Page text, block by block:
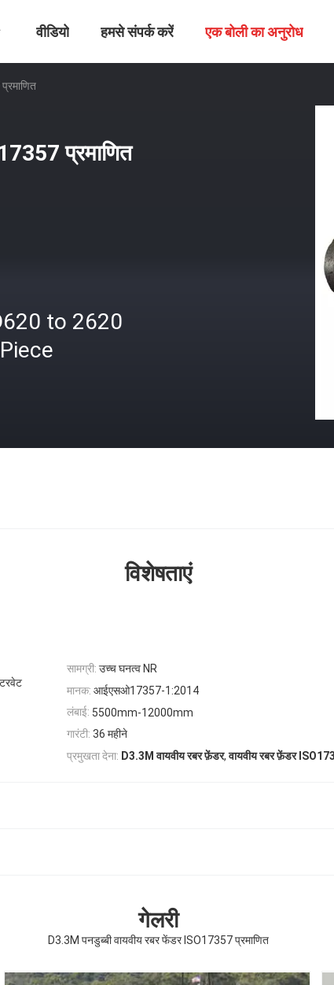
वीडियो हमसे संपर्क करें एक बोली का अनुरोध
प्रमाणित
to 2620
विशेषताएं
सामग्री: उच्च घनत्व NR
मानक: आईएसओ17357-1:2014
लंबाई: 5500mm-12000mm
गारंटी: 36 महीने
प्रमुखता देना: D3.3M वायवीय रबर फ़ेंडर,वायवीय रबर फ़ेंडर
गेलरी
D3.3M पनडुब्बी वायवीय रबर फेंडर ISO17357 प्रमाणित